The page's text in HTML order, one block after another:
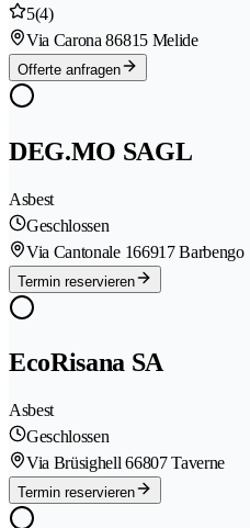
5(4)
Via Carona 86815 Melide
Offerte anfragen
DEG.MO SAGL
Asbest
Geschlossen
Via Cantonale 166917 Barbengo
Termin reservieren
EcoRisana SA
Asbest
Geschlossen
Via Brüsighell 66807 Taverne
Termin reservieren